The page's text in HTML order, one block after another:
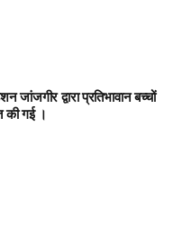
जांजगीर द्वारा प्रतिभावान बच्चों
की गई ।